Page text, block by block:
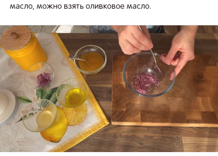
масло, можно взять оливковое масло.